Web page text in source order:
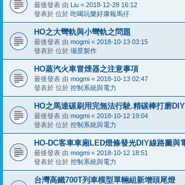
最後發表 由 Liu « 2018-12-28 16:12
發表於 位於 吃喝玩樂好康報馬仔
HO之大彎軌與小彎軌之問題
最後發表 由 mogmi « 2018-10-13 03:15
發表於 位於 場景製作
HO蒸汽火車冒煙器之注意事項
最後發表 由 mogmi « 2018-10-13 02:47
發表於 位於 控制系統與電力
HO之馬達碳刷用完無法行駛.精碳棒打磨
最後發表 由 mogmi « 2018-10-12 19:04
發表於 位於 控制系統與電力
HO-DC客車車廂LED燈條發光DIY線路圖與
最後發表 由 mogmi « 2018-10-12 18:51
發表於 位於 控制系統與電力
台灣高鐵700T列車模型單輛組新增頭尾燈